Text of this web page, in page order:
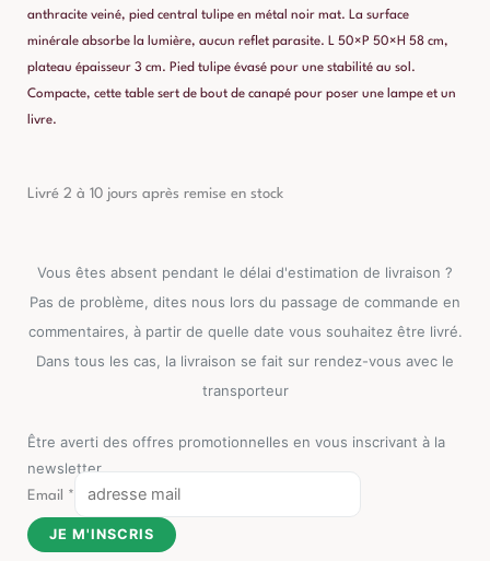
anthracite veiné, pied central tulipe en métal noir mat. La surface
minérale absorbe la lumière, aucun reflet parasite. L 50×P 50×H 58 cm,
plateau épaisseur 3 cm. Pied tulipe évasé pour une stabilité au sol.
Compacte, cette table sert de bout de canapé pour poser une lampe et un
livre.
Livré 2 à 10 jours après remise en stock
Vous êtes absent pendant le délai d'estimation de livraison ?
Pas de problème, dites nous lors du passage de commande en
commentaires, à partir de quelle date vous souhaitez être livré.
Dans tous les cas, la livraison se fait sur rendez-vous avec le
transporteur
Être averti des offres promotionnelles en vous inscrivant à la
newsletter
Email *
JE M'INSCRIS